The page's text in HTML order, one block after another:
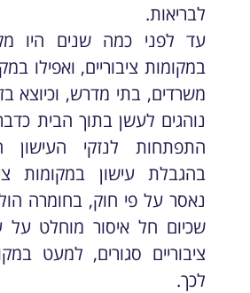
לבריאות.
עד לפני כמה שנים היו
במקומות ציבוריים, ואפילו
משרדים, בתי מדרש, וכיוצא
נוהגים לעשן בתוך הבית
התפתחות לנזקי העישון
בהגבלת עישון במקומות
נאסר על פי חוק, בחומרה
שכיום חל איסור מוחלט על
ציבוריים סגורים, למעט
לכך.